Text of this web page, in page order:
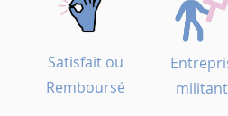
Satisfait ou
Remboursé